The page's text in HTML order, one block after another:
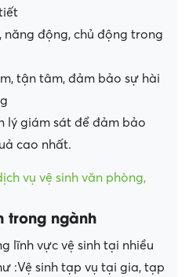
năng động, chủ động trong
tận tâm, đảm bảo sự hài
lý giám sát để đảm bảo
cao nhất.
vụ vệ sinh văn phòng,
trong ngành
lĩnh vực vệ sinh tại nhiều
:Vệ sinh tạp vụ tại gia, tạp